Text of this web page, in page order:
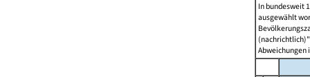
In bundesweit
ausgewählt
Abweichungen